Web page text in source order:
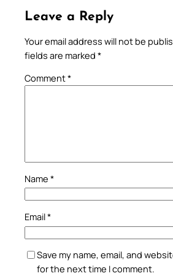
Leave a Reply
Your email address will not be
fields are marked *
Comment*
Name *
Email*
Save my name, email, and
for the next time I comment.